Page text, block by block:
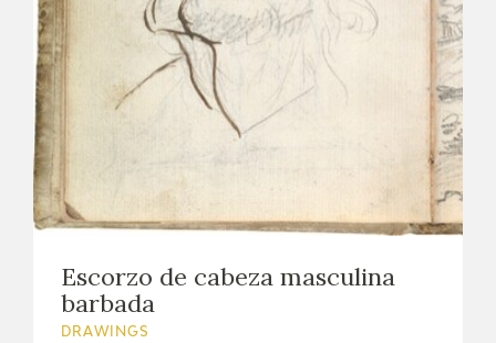
Escorzo de cabeza masculina
barbada
DRAWINGS